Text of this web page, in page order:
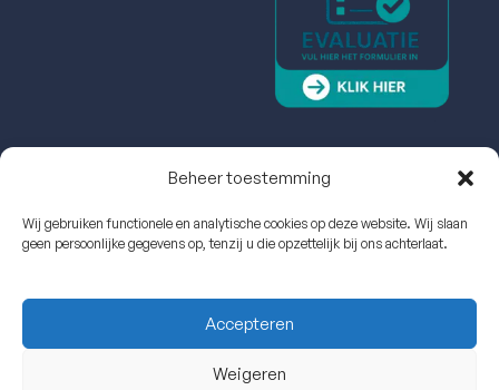
Beheer toestemming
Wij gebruiken functionele en analytische cookies op deze website. Wij slaan
geen persoonlijke gegevens op, tenzij u die opzettelijk bij ons achterlaat.
Accepteren
Weigeren
Echo Cardio Experts